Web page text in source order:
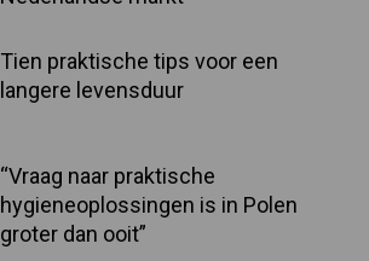
Tien praktische tips voor een
langere levensduur
“Vraag naar praktische
hygieneoplossingen is in Polen
groter dan ooit”